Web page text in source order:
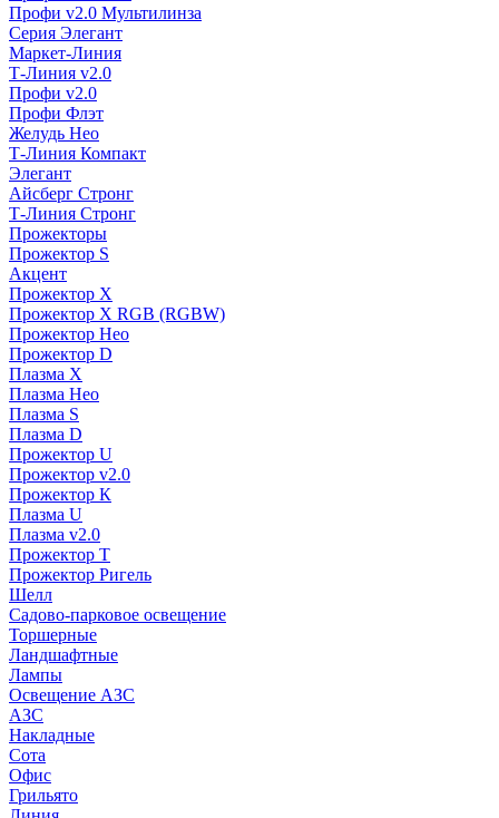
Профи v2.0 Мультилинза
Серия Элегант
Маркет-Линия
Т-Линия v2.0
Профи v2.0
Профи Флэт
Желудь Нео
Т-Линия Компакт
Элегант
Айсберг Стронг
Т-Линия Стронг
Прожекторы
Прожектор S
Акцент
Прожектор X
Прожектор Х RGB (RGBW)
Прожектор Нео
Прожектор D
Плазма X
Плазма Нео
Плазма S
Плазма D
Прожектор U
Прожектор v2.0
Прожектор К
Плазма U
Плазма v2.0
Прожектор Т
Прожектор Ригель
Шелл
Садово-парковое освещение
Торшерные
Ландшафтные
Лампы
Освещение АЗС
АЗС
Накладные
Сота
Офис
Грильято